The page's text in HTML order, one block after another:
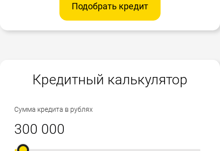
Подобрать кредит
Кредитный калькулятор
Сумма кредита в рублях